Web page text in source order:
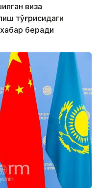
виза
тўғрисидаги
беради